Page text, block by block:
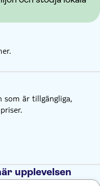
som är tillgängliga,
upplevelsen